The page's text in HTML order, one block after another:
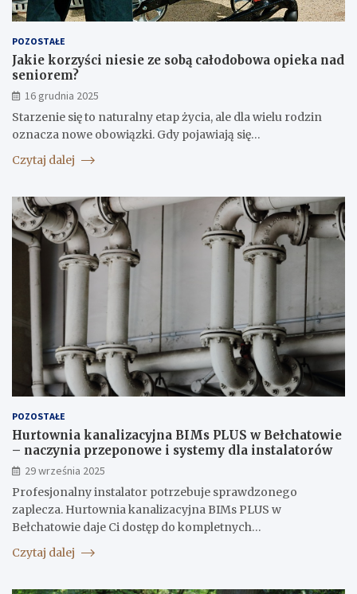
POZOSTAŁE
Jakie korzyści niesie ze sobą całodobowa opieka nad
seniorem?
16 grudnia 2025
Starzenie się to naturalny etap życia, ale dla wielu rodzin
oznacza nowe obowiązki. Gdy pojawiają się…
Czytaj dalej
POZOSTAŁE
Hurtownia kanalizacyjna BIMs PLUS w Bełchatowie
– naczynia przeponowe i systemy dla instalatorów
29 września 2025
Profesjonalny instalator potrzebuje sprawdzonego
zaplecza. Hurtownia kanalizacyjna BIMs PLUS w
Bełchatowie daje Ci dostęp do kompletnych…
Czytaj dalej